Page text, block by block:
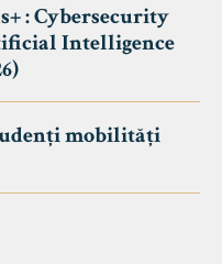
: Cybersecurity
Intelligence
mobilități